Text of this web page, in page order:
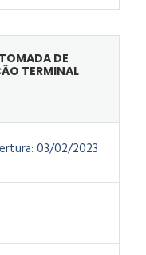
DE
TERMINAL
03/02/2023